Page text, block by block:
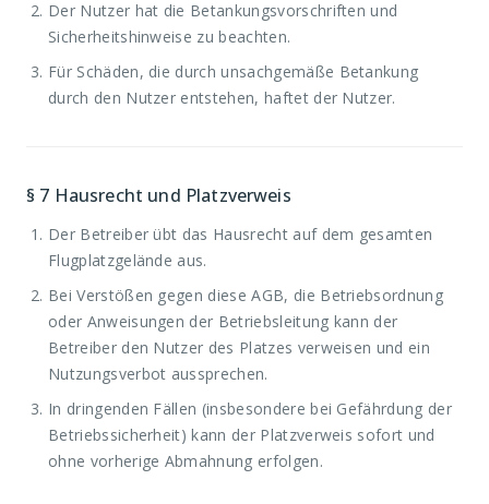
Der Nutzer hat die Betankungsvorschriften und
Sicherheitshinweise zu beachten.
Für Schäden, die durch unsachgemäße Betankung
durch den Nutzer entstehen, haftet der Nutzer.
§ 7 Hausrecht und Platzverweis
Der Betreiber übt das Hausrecht auf dem gesamten
Flugplatzgelände aus.
Bei Verstößen gegen diese AGB, die Betriebsordnung
oder Anweisungen der Betriebsleitung kann der
Betreiber den Nutzer des Platzes verweisen und ein
Nutzungsverbot aussprechen.
In dringenden Fällen (insbesondere bei Gefährdung der
Betriebssicherheit) kann der Platzverweis sofort und
ohne vorherige Abmahnung erfolgen.